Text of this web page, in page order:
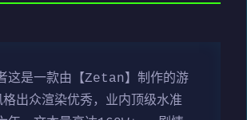
这是一款由【Zetan】制作的游
出众渲染优秀，业内顶级水准